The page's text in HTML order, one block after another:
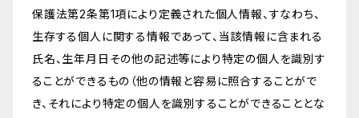
保護法第2条第1項により定義された個人情報、すなわち、
生存する個人に関する情報であって、当該情報に含まれる
氏名、生年月日その他の記述等により特定の個人を識別す
ることができるもの（他の情報と容易に照合することがで
き、それにより特定の個人を識別することができることとな